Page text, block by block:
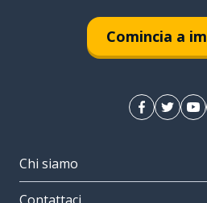
Comincia a
Chi siamo